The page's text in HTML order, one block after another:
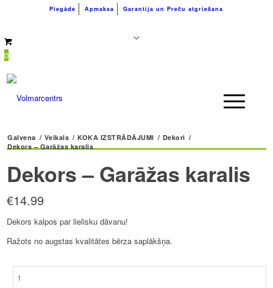
Piegāde Apmaksa Garantija un Preču atgriešana
0
Galvena / Veikals / KOKA IZSTRĀDĀJUMI / Dekori /
Dekors – Garāžas karalis
Dekors – Garāžas karalis
€14.99
Dekors kalpos par lielisku dāvanu!
Ražots no augstas kvalitātes bērza saplākšņa.